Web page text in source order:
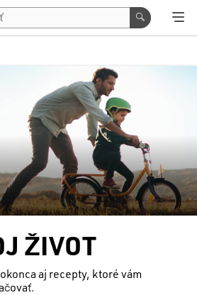
ŽIVOT
aj recepty, ktoré vám